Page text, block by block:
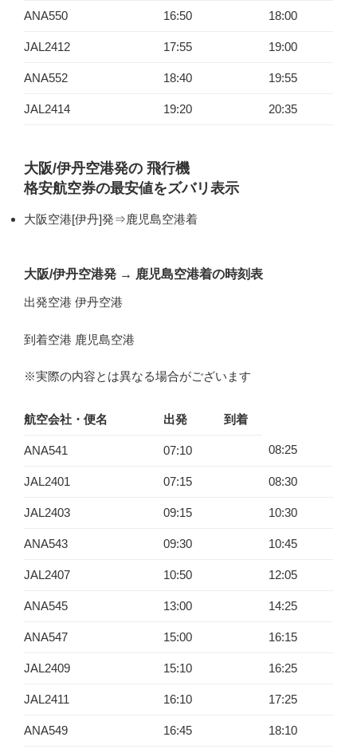
ANA550 16:50 18:00
JAL2412 17:55 19:00
ANA552 18:40 19:55
JAL2414 19:20 20:35
大阪/伊丹空港発の 飛行機
格安航空券の最安値をズバリ表示
大阪空港[伊丹]発⇒鹿児島空港着
大阪/伊丹空港発 → 鹿児島空港着の時刻表
出発空港 伊丹空港
到着空港 鹿児島空港
※実際の内容とは異なる場合がございます
航空会社・便名 出発 到着
ANA541 07:10 08:25
JAL2401 07:15 08:30
JAL2403 09:15 10:30
ANA543 09:30 10:45
JAL2407 10:50 12:05
ANA545 13:00 14:25
ANA547 15:00 16:15
JAL2409 15:10 16:25
JAL2411 16:10 17:25
ANA549 16:45 18:10